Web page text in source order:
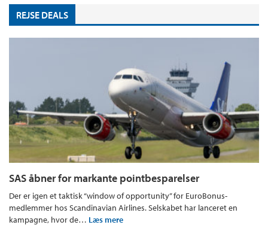
REJSE DEALS
SAS åbner for markante pointbesparelser
Der er igen et taktisk “window of opportunity” for EuroBonus-
medlemmer hos Scandinavian Airlines. Selskabet har lanceret en
kampagne, hvor de… Læs mere